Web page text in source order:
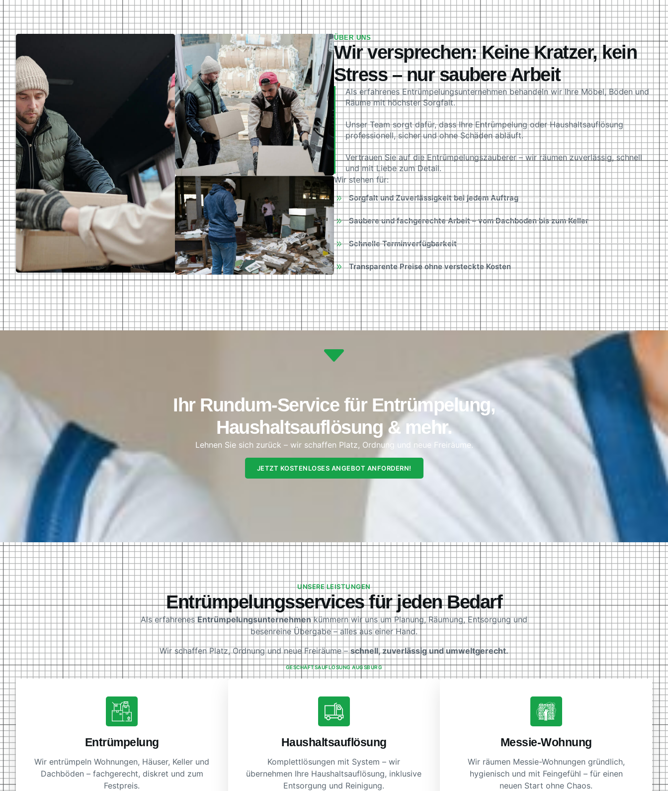
ÜBER UNS
Wir versprechen: Keine Kratzer, kein
Stress – nur saubere Arbeit
Als erfahrenes Entrümpelungsunternehmen behandeln wir Ihre Möbel, Böden und
Räume mit höchster Sorgfalt.
Unser Team sorgt dafür, dass Ihre Entrümpelung oder Haushaltsauflösung
professionell, sicher und ohne Schäden abläuft.
Vertrauen Sie auf die Entrümpelungszauberer – wir räumen zuverlässig, schnell
und mit Liebe zum Detail.
Wir stehen für:
Sorgfalt und Zuverlässigkeit bei jedem Auftrag
Saubere und fachgerechte Arbeit – vom Dachboden bis zum Keller
Schnelle Terminverfügbarkeit
Transparente Preise ohne versteckte Kosten
Ihr Rundum-Service für Entrümpelung,
Haushaltsauflösung & mehr.
Lehnen Sie sich zurück – wir schaffen Platz, Ordnung und neue Freiräume.
JETZT KOSTENLOSES ANGEBOT ANFORDERN!
UNSERE LEISTUNGEN
Entrümpelungsservices für jeden Bedarf
Als erfahrenesEntrümpelungsunternehmenkümmern wir uns um Planung, Räumung, Entsorgung und
besenreine Übergabe – alles aus einer Hand.
Wir schaffen Platz, Ordnung und neue Freiräume –schnell, zuverlässig und umweltgerecht.
GESCHÄFTSAUFLÖSUNG AUGSBURG
Entrümpelung
Wir entrümpeln Wohnungen, Häuser, Keller und
Dachböden – fachgerecht, diskret und zum
Festpreis.
Haushaltsauflösung
Komplettlösungen mit System – wir
übernehmen Ihre Haushaltsauflösung, inklusive
Entsorgung und Reinigung.
Messie-Wohnung
Wir räumen Messie-Wohnungen gründlich,
hygienisch und mit Feingefühl – für einen
neuen Start ohne Chaos.